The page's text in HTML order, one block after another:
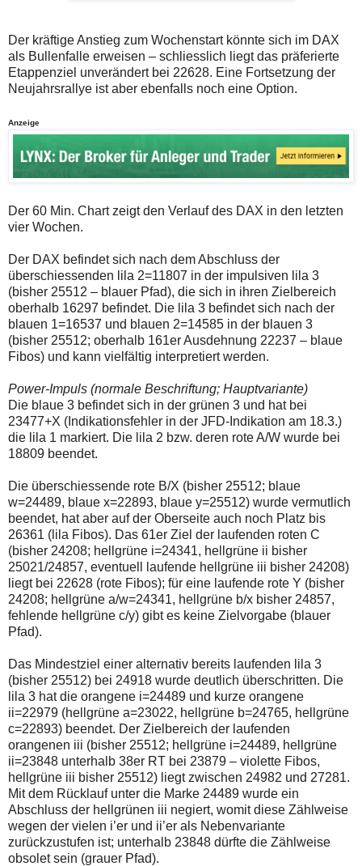
die
Netiquette
oder
ein
Missbrauch
Kommentarfunktion
sein.
Bitte
überprüfen
oder
Ihre
und
versuchen
Sie
es
zu
einem
späteren
Zeitpunkt
noch
Sollte
das
Problem
weiterbestehen
bitte
ich
um
per
Mail
robbys-
elliottwellen@online.de.
Bis
zur
Lösung
des
Problems
sind
die
Post
auch
der
Plattform
wallstreet-
online.de
verfügbar.
Post
auch
auf
der
Plattform
online.de
verfügbar.
Der kräftige Anstieg zum Wochenstart könnte sich im DAX
als Bullenfalle erweisen – schliesslich liegt das präferierte
Etappenziel unverändert bei 22628. Eine Fortsetzung der
Neujahrsrallye ist aber ebenfalls noch eine Option.
Anzeige
Der 60 Min. Chart zeigt den Verlauf des DAX in den letzten
vier Wochen.
Der DAX befindet sich nach dem Abschluss der
überschiessenden lila 2=11807 in der impulsiven lila 3
(bisher 25512 – blauer Pfad), die sich in ihren Zielbereich
oberhalb 16297 befindet. Die lila 3 befindet sich nach der
blauen 1=16537 und blauen 2=14585 in der blauen 3
(bisher 25512; oberhalb 161er Ausdehnung 22237 – blaue
Fibos) und kann vielfältig interpretiert werden.
Power-Impuls (normale Beschriftung; Hauptvariante)
Die blaue 3 befindet sich in der grünen 3 und hat bei
23477+X (Indikationsfehler in der JFD-Indikation am 18.3.)
die lila 1 markiert. Die lila 2 bzw. deren rote A/W wurde bei
18809 beendet.
Die überschiessende rote B/X (bisher 25512; blaue
w=24489, blaue x=22893, blaue y=25512) wurde vermutlich
beendet, hat aber auf der Oberseite auch noch Platz bis
26361 (lila Fibos). Das 61er Ziel der laufenden roten C
(bisher 24208; hellgrüne i=24341, hellgrüne ii bisher
25021/24857, eventuell laufende hellgrüne iii bisher 24208)
liegt bei 22628 (rote Fibos); für eine laufende rote Y (bisher
24208; hellgrüne a/w=24341, hellgrüne b/x bisher 24857,
fehlende hellgrüne c/y) gibt es keine Zielvorgabe (blauer
Pfad).
Das Mindestziel einer alternativ bereits laufenden lila 3
(bisher 25512) bei 24918 wurde deutlich überschritten. Die
lila 3 hat die orangene i=24489 und kurze orangene
ii=22979 (hellgrüne a=23022, hellgrüne b=24765, hellgrüne
c=22893) beendet. Der Zielbereich der laufenden
orangenen iii (bisher 25512; hellgrüne i=24489, hellgrüne
ii=23848 unterhalb 38er RT bei 23879 – violette Fibos,
hellgrüne iii bisher 25512) liegt zwischen 24982 und 27281.
Mit dem Rücklauf unter die Marke 24489 wurde ein
Abschluss der hellgrünen iii negiert, womit diese Zählweise
wegen der vielen i’er und ii’er als Nebenvariante
zurückzustufen ist; unterhalb 23848 dürfte die Zählweise
obsolet sein (grauer Pfad).